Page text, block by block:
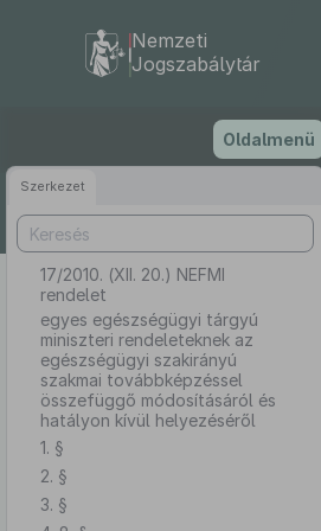
tartalomra
Nemzeti
Jogszabálytár
Oldalmenü
Szerkezet
17/2010. (XII. 20.) NEFMI
rendelet
egyes egészségügyi tárgyú
miniszteri rendeleteknek az
egészségügyi szakirányú
szakmai továbbképzéssel
összefüggő módosításáról és
hatályon kívül helyezéséről
1. §
2. §
3. §